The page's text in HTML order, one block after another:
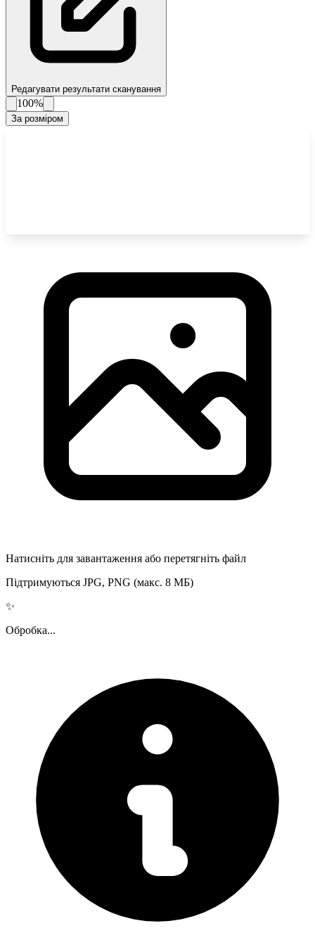
Редагувати результати сканування
100%
За розміром
Натисніть для завантаження або перетягніть файл
Підтримуються JPG, PNG (макс. 8 МБ)
✨
Обробка...